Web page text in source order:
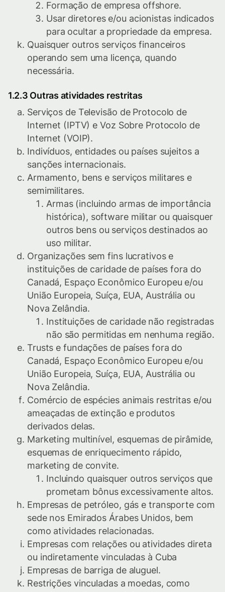
Formação de empresa offshore.
Usar diretores e/ou acionistas indicados
para ocultar a propriedade da empresa.
Quaisquer outros serviços financeiros
operando sem uma licença, quando
necessária.
1.2.3 Outras atividades restritas
Serviços de Televisão de Protocolo de
Internet (IPTV) e Voz Sobre Protocolo de
Internet (VOIP).
Indivíduos, entidades ou países sujeitos a
sanções internacionais.
Armamento, bens e serviços militares e
semimilitares.
Armas (incluindo armas de importância
histórica), software militar ou quaisquer
outros bens ou serviços destinados ao
uso militar.
Organizações sem fins lucrativos e
instituições de caridade de países fora do
Canadá, Espaço Econômico Europeu e/ou
União Europeia, Suíça, EUA, Austrália ou
Nova Zelândia.
Instituições de caridade não registradas
não são permitidas em nenhuma região.
Trusts e fundações de países fora do
Canadá, Espaço Econômico Europeu e/ou
União Europeia, Suíça, EUA, Austrália ou
Nova Zelândia.
Comércio de espécies animais restritas e/ou
ameaçadas de extinção e produtos
derivados delas.
Marketing multinível, esquemas de pirâmide,
esquemas de enriquecimento rápido,
marketing de convite.
Incluindo quaisquer outros serviços que
prometam bônus excessivamente altos.
Empresas de petróleo, gás e transporte com
sede nos Emirados Árabes Unidos, bem
como atividades relacionadas.
Empresas com relações ou atividades direta
ou indiretamente vinculadas à Cuba
Empresas de barriga de aluguel.
Restrições vinculadas a moedas, como